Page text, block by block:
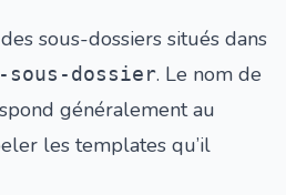
sous-dossiers situés dans
sous-dossier. Le nom de
généralement au
les templates qu’il